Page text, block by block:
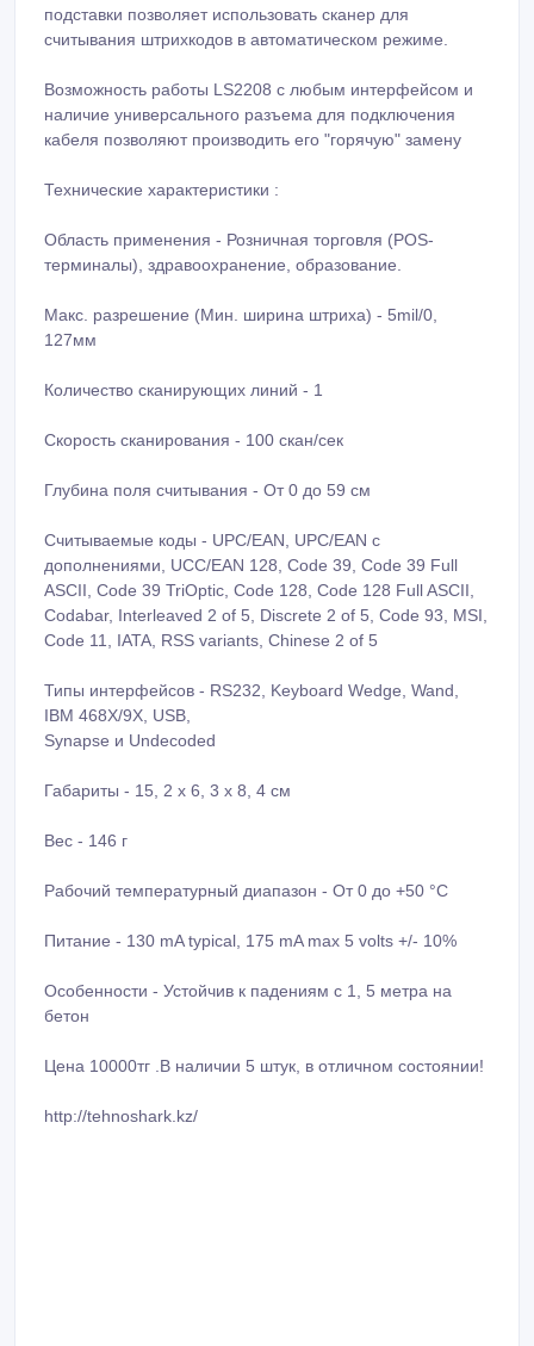
подставки позволяет использовать сканер для
считывания штрихкодов в автоматическом режиме.
Возможность работы LS2208 с любым интерфейсом и
наличие универсального разъема для подключения
кабеля позволяют производить его "горячую" замену
Технические характеристики :
Область применения - Розничная торговля (POS-
терминалы), здравоохранение, образование.
Макс. разрешение (Мин. ширина штриха) - 5mil/0,
127мм
Количество сканирующих линий - 1
Скорость сканирования - 100 скан/сек
Глубина поля считывания - От 0 до 59 см
Считываемые коды - UPC/EAN, UPC/EAN с
дополнениями, UCC/EAN 128, Code 39, Code 39 Full
ASCII, Code 39 TriOptic, Code 128, Code 128 Full ASCII,
Codabar, Interleaved 2 of 5, Discrete 2 of 5, Code 93, MSI,
Code 11, IATA, RSS variants, Chinese 2 of 5
Типы интерфейсов - RS232, Keyboard Wedge, Wand,
IBM 468X/9X, USB,
Synapse и Undecoded
Габариты - 15, 2 x 6, 3 x 8, 4 см
Вес - 146 г
Рабочий температурный диапазон - От 0 до +50 °C
Питание - 130 mA typical, 175 mA max 5 volts +/- 10%
Особенности - Устойчив к падениям с 1, 5 метра на
бетон
Цена 10000тг .В наличии 5 штук, в отличном состоянии!
http://tehnoshark.kz/